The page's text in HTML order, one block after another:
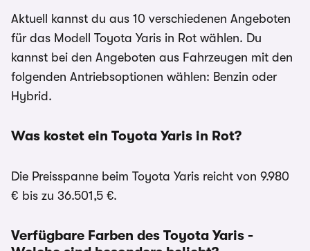
Aktuell kannst du aus 10 verschiedenen Angeboten
für das Modell Toyota Yaris in Rot wählen. Du
kannst bei den Angeboten aus Fahrzeugen mit den
folgenden Antriebsoptionen wählen: Benzin oder
Hybrid.
Was kostet ein Toyota Yaris in Rot?
Die Preisspanne beim Toyota Yaris reicht von 9.980
€ bis zu 36.501,5 €.
Verfügbare Farben des Toyota Yaris -